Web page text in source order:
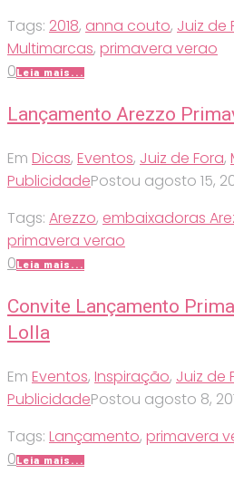
Tags: 2018, anna couto, Juiz de
Multimarcas, primavera verao
0Leia mais...
Lançamento Arezzo
Em Dicas, Eventos, Juiz de Fora,
PublicidadePostou agosto 15,
Tags: Arezzo, embaixadoras
primavera verao
0Leia mais...
Convite Lançamento
Lolla
Em Eventos, Inspiração, Juiz de
PublicidadePostou agosto 8,
Tags: Lançamento, primavera
0Leia mais...